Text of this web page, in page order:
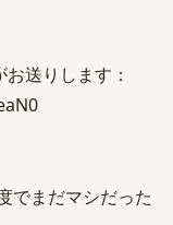
送りします：
でまだマシだった